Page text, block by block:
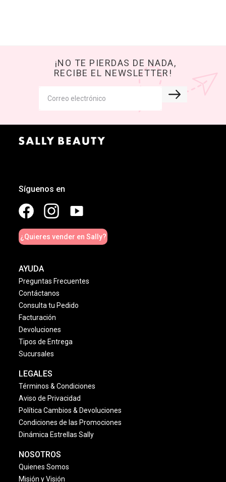
¡NO TE PIERDAS DE NADA,
RECIBE EL NEWSLETTER!
Síguenos en
¿Quieres vender en Sally?
AYUDA
Preguntas Frecuentes
Contáctanos
Consulta tu Pedido
Facturación
Devoluciones
Tipos de Entrega
Sucursales
LEGALES
Términos & Condiciones
Aviso de Privacidad
Política Cambios & Devoluciones
Condiciones de las Promociones
Dinámica Estrellas Sally
NOSOTROS
Quienes Somos
Misión y Visión